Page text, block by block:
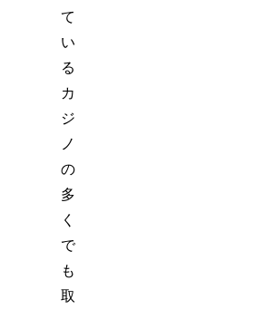
て
い
る
カ
ジ
ノ
の
多
く
で
も
取